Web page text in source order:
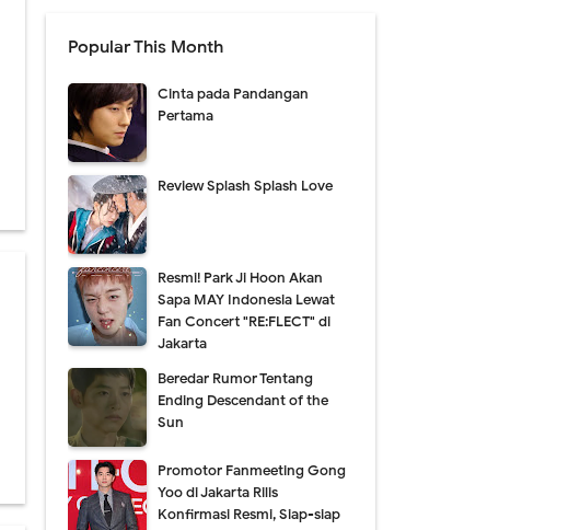
Popular This Month
Cinta pada Pandangan
Pertama
Review Splash Splash Love
Resmi! Park Ji Hoon Akan
Sapa MAY Indonesia Lewat
Fan Concert "RE:FLECT" di
Jakarta
Beredar Rumor Tentang
Ending Descendant of the
Sun
Promotor Fanmeeting Gong
Yoo di Jakarta Rilis
Konfirmasi Resmi, Siap-siap